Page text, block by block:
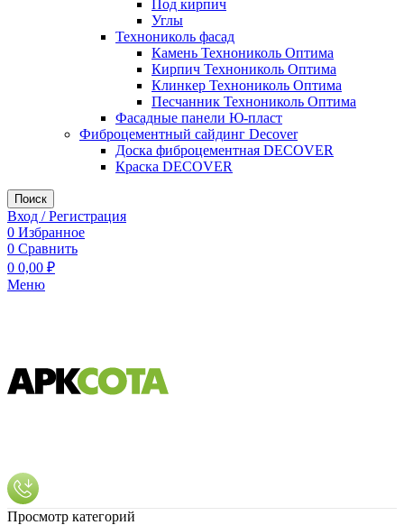
Под кирпич
Углы
Технониколь фасад
Камень Технониколь Оптима
Кирпич Технониколь Оптима
Клинкер Технониколь Оптима
Песчанник Технониколь Оптима
Фасадные панели Ю-пласт
Фиброцементный сайдинг Decover
Доска фиброцементная DECOVER
Краска DECOVER
Поиск
Вход / Регистрация
0 Избранное
0 Сравнить
0 0,00 ₽
Меню
Просмотр категорий